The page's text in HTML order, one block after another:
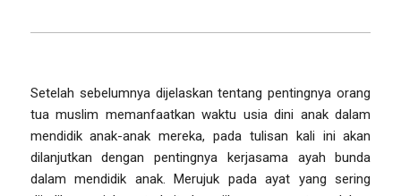
Setelah sebelumnya dijelaskan tentang pentingnya orang
tua muslim memanfaatkan waktu usia dini anak dalam
mendidik anak-anak mereka, pada tulisan kali ini akan
dilanjutkan dengan pentingnya kerjasama ayah bunda
dalam mendidik anak. Merujuk pada ayat yang sering